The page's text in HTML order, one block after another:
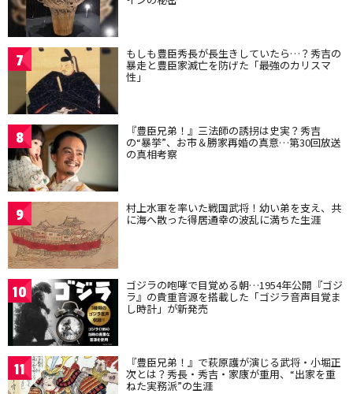
7 もしも豊臣秀長が長生きしていたら…？秀吉の
暴走と豊臣家滅亡を防げた「最強のカリスマ
性」
8 『豊臣兄弟！』三法師の誘拐は史実？秀吉
の“暴挙”、お市＆勝家再婚の真意…第30回放送
の真相考察
9 村上水軍を率いた戦国武将！幼い弟を支え、共
に海へ散った得居通幸の波乱に満ちた生涯
10 ゴジラの咆哮で目覚める朝…1954年公開『ゴジ
ラ』の貴重音源を搭載した「ゴジラ音声目覚ま
し時計」が新発売
11 『豊臣兄弟！』で萩原護が演じる武将・小堀正
次とは？秀長・秀吉・家康が重用、“出家を重
ねた実務派”の生涯